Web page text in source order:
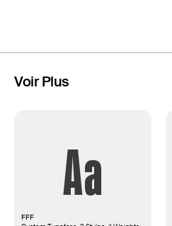
Voir Plus
Aa
FFF